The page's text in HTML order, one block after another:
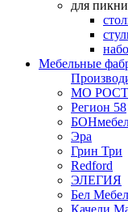
для
Мебельные
МО РОСТ
Регион 58
Эра
Грин Три
Redford
ЭЛЕГИЯ
Бел
Качели